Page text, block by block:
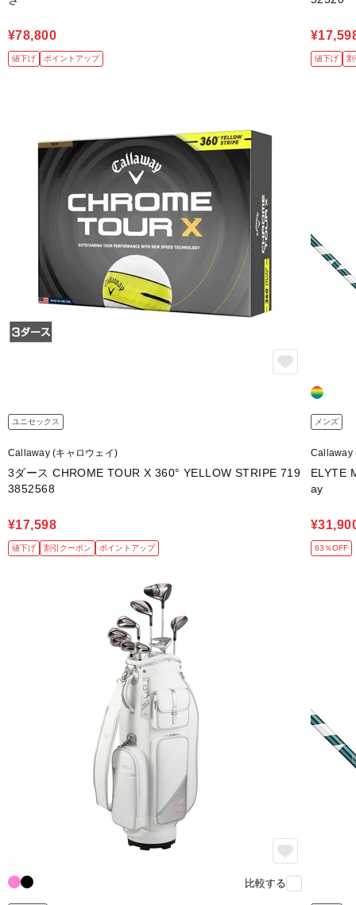
¥78,800
値下げ ポイントアップ 値下げ 割
ユニセックス
Callaway (キャロウェイ)
3ダース CHROME TOUR X 360° YELLOW STRIPE 719
3852568
¥17,598
値下げ 割引クーポン ポイントアップ
メンズ
Callaway
ELYTE
ay
63％OFF
比較する